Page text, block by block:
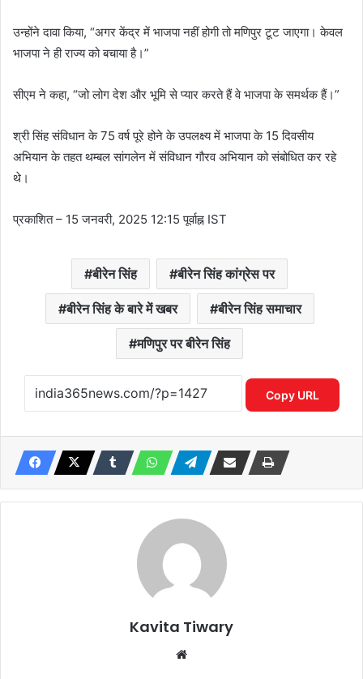
उन्होंने दावा किया, “अगर केंद्र में भाजपा नहीं होगी तो मणिपुर टूट जाएगा। केवल
भाजपा ने ही राज्य को बचाया है।”
सीएम ने कहा, “जो लोग देश और भूमि से प्यार करते हैं वे भाजपा के समर्थक हैं।”
श्री सिंह संविधान के 75 वर्ष पूरे होने के उपलक्ष्य में भाजपा के 15 दिवसीय
अभियान के तहत थम्बल सांगलेन में संविधान गौरव अभियान को संबोधित कर रहे
थे।
प्रकाशित– 15 जनवरी, 2025 12:15 पूर्वाह्न IST
बीरेन सिंह बीरेन सिंह कांग्रेस पर
बीरेन सिंह के बारे में खबर बीरेन सिंह समाचार
मणिपुर पर बीरेन सिंह
Copy URL
Kavita Tiwary